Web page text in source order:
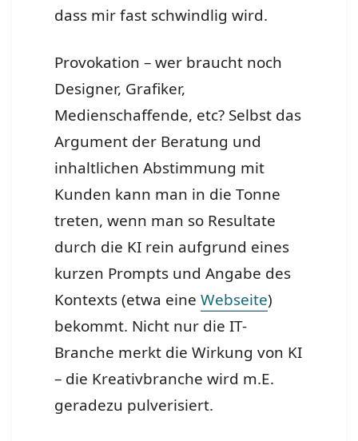
dass mir fast schwindlig wird.
Provokation – wer braucht noch
Designer, Grafiker,
Medienschaffende, etc? Selbst das
Argument der Beratung und
inhaltlichen Abstimmung mit
Kunden kann man in die Tonne
treten, wenn man so Resultate
durch die KI rein aufgrund eines
kurzen Prompts und Angabe des
Kontexts (etwa eineWebseite)
bekommt. Nicht nur die IT-
Branche merkt die Wirkung von KI
– die Kreativbranche wird m.E.
geradezu pulverisiert.